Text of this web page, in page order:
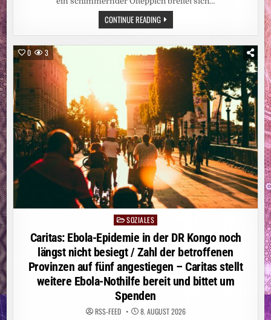
CONTINUE READINGUMWELTKATASTROPHE:
DROHENDE
ÖLKATASTROPHE
DER
OMANS
0 3
Posted
in
SOZIALES
Caritas: Ebola-Epidemie in der DR Kongo noch
längst nicht besiegt / Zahl der betroffenen
Provinzen auf fünf angestiegen – Caritas stellt
weitere Ebola-Nothilfe bereit und bittet um
Spenden
RSS-FEED 8. AUGUST 2026